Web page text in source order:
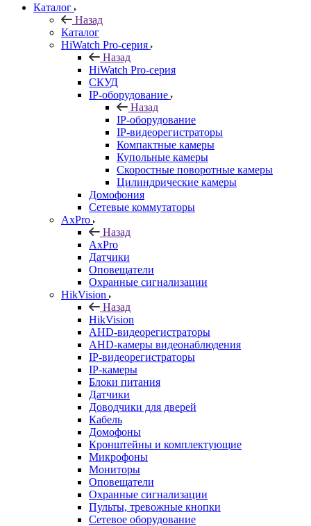
Каталог
Назад
Каталог
HiWatch Pro-серия
Назад
HiWatch Pro-серия
CКУД
IP-оборудование
Назад
IP-оборудование
IP-видеорегистраторы
Компактные камеры
Купольные камеры
Скоростные поворотные камеры
Цилиндрические камеры
Домофония
Сетевые коммутаторы
AxPro
Назад
AxPro
Датчики
Оповещатели
Охранные сигнализации
HikVision
Назад
HikVision
AHD-видеорегистраторы
AHD-камеры видеонаблюдения
IP-видеорегистраторы
IP-камеры
Блоки питания
Датчики
Доводчики для дверей
Кабель
Домофоны
Кронштейны и комплектующие
Микрофоны
Мониторы
Оповещатели
Охранные сигнализации
Пульты, тревожные кнопки
Сетевое оборудование